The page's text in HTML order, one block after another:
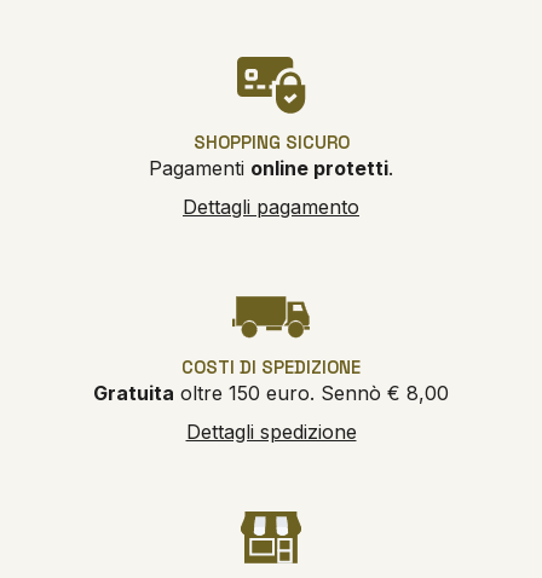
SHOPPING SICURO
Pagamenti online protetti.
Dettagli pagamento
COSTI DI SPEDIZIONE
Gratuita oltre 150 euro. Sennò € 8,00
Dettagli spedizione